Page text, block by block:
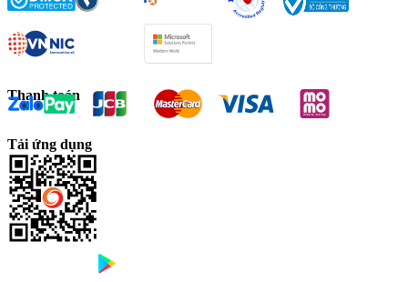
Thanh toán
Tải ứng dụng